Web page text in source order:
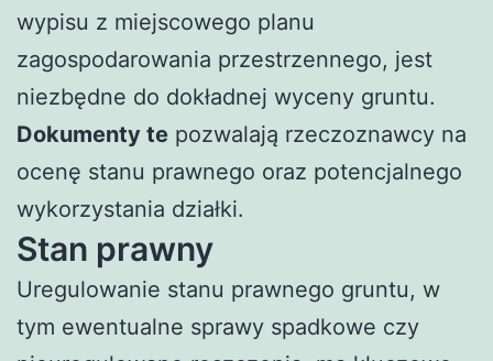
wypisu z miejscowego planu
zagospodarowania przestrzennego, jest
niezbędne do dokładnej wyceny gruntu.
Dokumenty te pozwalają rzeczoznawcy na
ocenę stanu prawnego oraz potencjalnego
wykorzystania działki.
Stan prawny
Uregulowanie stanu prawnego gruntu, w
tym ewentualne sprawy spadkowe czy